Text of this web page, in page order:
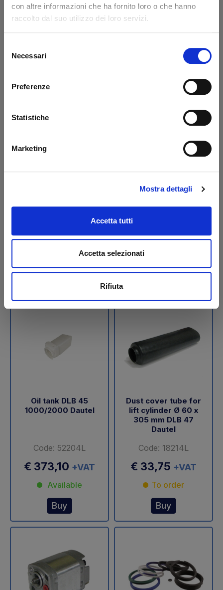
con altre informazioni che ha fornito loro o che hanno
raccolto dal suo utilizzo dei loro servizi.
delNecessari
Preferenze
Statistiche
Marketing
Mostra dettagli
Accetta tutti
Accetta selezionati
Rifiuta
Code: 14217L Code: 14218L
€ 189,05+VAT
To order
Buy
Oil tank PBS Palfinger
€ 288,00+VAT
Buy
Oil tank DLB 45
1000/2000 Dautel
Code: 52204L
€ 373,10 +VAT
Available
Buy
Dust cover tube for
lift cylinder Ø 60 x
305 mm DLB 47
Dautel
Code: 18214L
€ 33,75 +VAT
To order
Buy